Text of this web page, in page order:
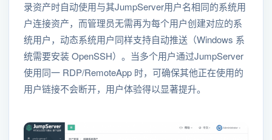
录资产时自动使用与其JumpServer用户名相同的系统用
户连接资产，而管理员无需再为每个用户创建对应的系
统用户，动态系统用户同样支持自动推送（Windows 系
统需要安装 OpenSSH）。当多个用户通过JumpServer
使用同一 RDP/RemoteApp 时，可确保其他正在使用的
用户链接不会断开，用户体验得以显著提升。